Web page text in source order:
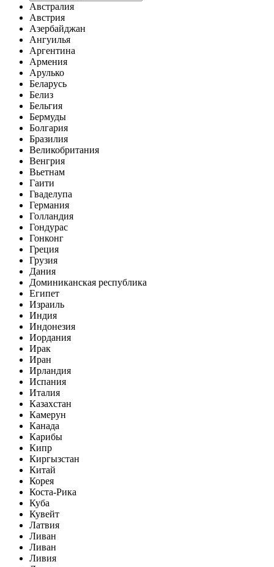
Австралия
Австрия
Азербайджан
Ангуилья
Аргентина
Армения
Арулько
Беларусь
Белиз
Бельгия
Бермуды
Болгария
Бразилия
Великобритания
Венгрия
Вьетнам
Гаити
Гваделупа
Германия
Голландия
Гондурас
Гонконг
Греция
Грузия
Дания
Доминиканская республика
Египет
Израиль
Индия
Индонезия
Иордания
Ирак
Иран
Ирландия
Испания
Италия
Казахстан
Камерун
Канада
Карибы
Кипр
Киргызстан
Китай
Корея
Коста-Рика
Куба
Кувейт
Латвия
Ливан
Ливан
Ливия